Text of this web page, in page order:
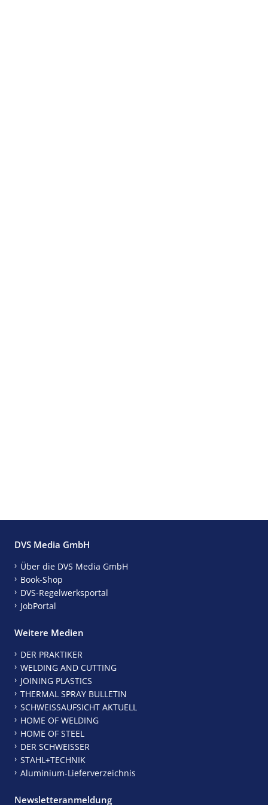
DVS Media GmbH
Über die DVS Media GmbH
Book-Shop
DVS-Regelwerksportal
JobPortal
Weitere Medien
DER PRAKTIKER
WELDING AND CUTTING
JOINING PLASTICS
THERMAL SPRAY BULLETIN
SCHWEISSAUFSICHT AKTUELL
HOME OF WELDING
HOME OF STEEL
DER SCHWEISSER
STAHL+TECHNIK
Aluminium-Lieferverzeichnis
Newsletteranmeldung